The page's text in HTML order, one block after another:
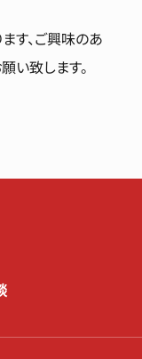
す、ご興味のあ
い致します。